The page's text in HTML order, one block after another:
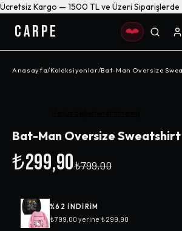
Ücretsiz Kargo — 1500 TL ve Üzeri Siparişlerde
CARPE
Anasayfa/Koleksiyonlar/Bat-Man Oversize
Bat-Man Oversize Sweatshirt
₺299,90₺799,00
%62 INDIRIM
₺799,00 yerine ₺299,90